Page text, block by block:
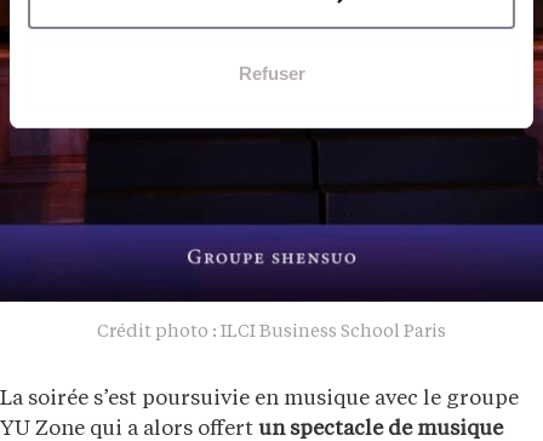
Refuser
Crédit photo : ILCI Business School Paris
La soirée s’est poursuivie en musique avec le groupe
YU Zone qui a alors offert un spectacle de musique